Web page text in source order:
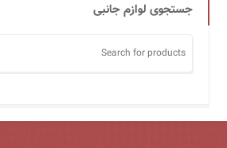
جستجوی لوازم جانبی